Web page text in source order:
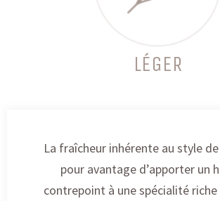
LÉGER
La fraîcheur inhérente au style
pour avantage d’apporter un
contrepoint à une spécialité